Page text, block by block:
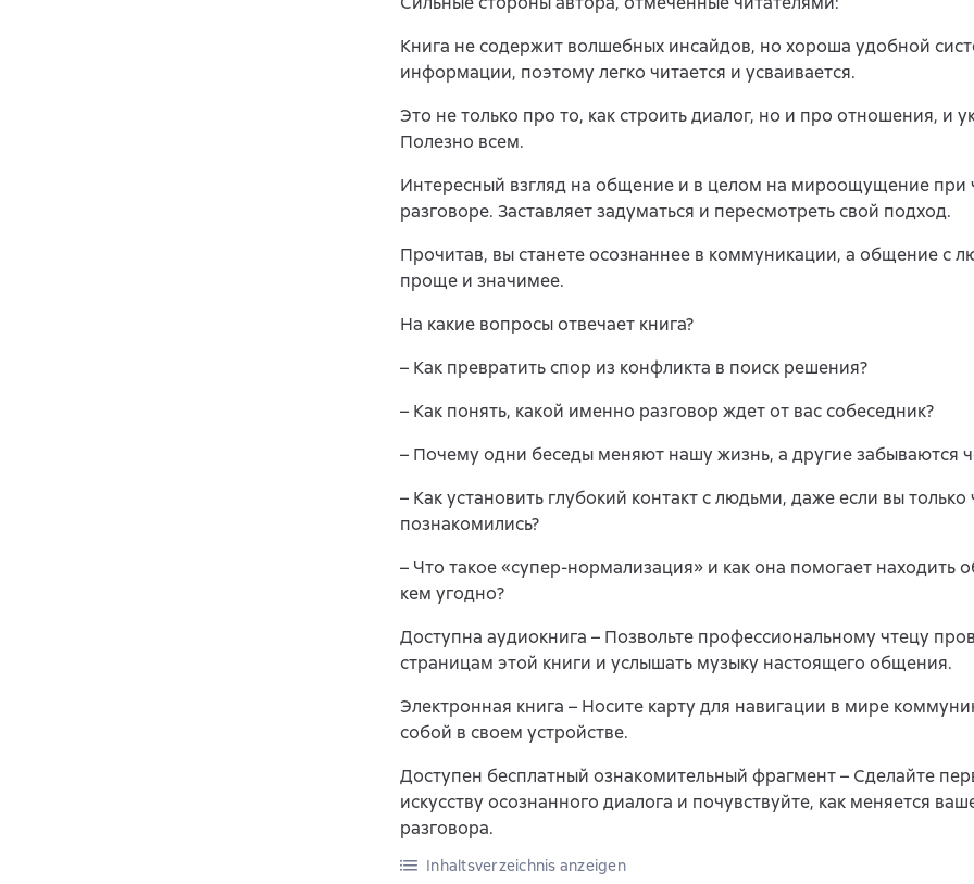
Книга не содержит волшебных инсайдов, но хороша удобной
информации, поэтому легко читается и усваивается.
Это не только про то, как строить диалог, но и про отношения, и
Полезно всем.
Интересный взгляд на общение и в целом на мироощущение при
разговоре. Заставляет задуматься и пересмотреть свой подход.
Прочитав, вы станете осознаннее в коммуникации, а общение с
проще и значимее.
На какие вопросы отвечает книга?
– Как превратить спор из конфликта в поиск решения?
– Как понять, какой именно разговор ждет от вас собеседник?
– Почему одни беседы меняют нашу жизнь, а другие забываются
– Как установить глубокий контакт с людьми, даже если вы только
познакомились?
– Что такое «супер-нормализация» и как она помогает находить
кем угодно?
Доступна аудиокнига – Позвольте профессиональному чтецу
страницам этой книги и услышать музыку настоящего общения.
Электронная книга – Носите карту для навигации в мире
собой в своем устройстве.
Доступен бесплатный ознакомительный фрагмент – Сделайте
искусству осознанного диалога и почувствуйте, как меняется
разговора.
Inhaltsverzeichnis anzeigen